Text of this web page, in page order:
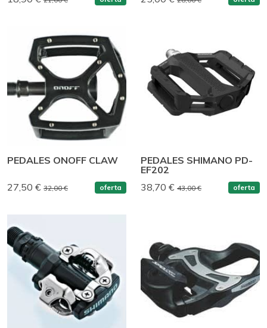
PEDALES ONOFF CLAW
27,50 € 32,00 € oferta
PEDALES SHIMANO PD-
EF202
38,70 € 43,00 € oferta